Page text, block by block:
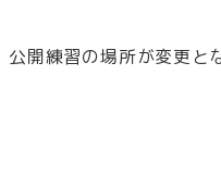
開練習の場所が変更と